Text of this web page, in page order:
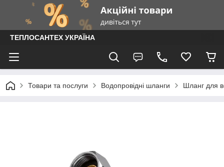
ТЕПЛОСАНТЕХ УКРАЇНА
Товари та послуги Водопровідні шланги Шланг для